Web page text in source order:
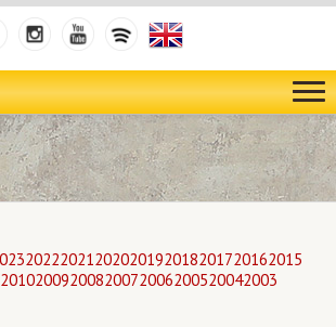
20222021202020192018201720162015
20102009200820072006200520042003